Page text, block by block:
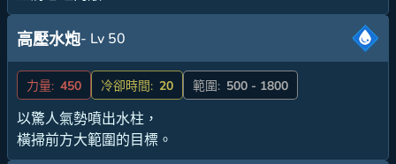
高壓水炮- Lv 50
力量: 450 冷卻時間: 20 範圍: 500 - 1800
以驚人氣勢噴出水柱，
橫掃前方大範圍的目標。